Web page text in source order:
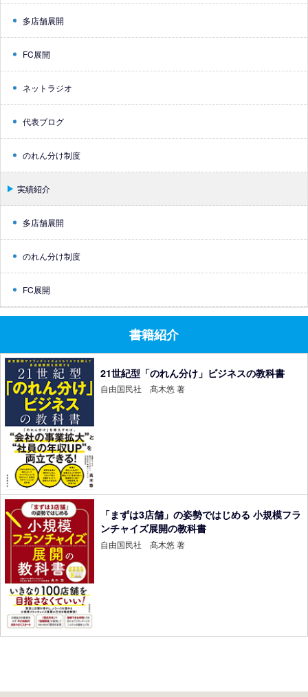
多店舗展開
FC展開
ネットラジオ
代表ブログ
のれん分け制度
実績紹介
多店舗展開
のれん分け制度
FC展開
書籍紹介
21世紀型「のれん分け」ビジネスの教科書
自由国民社 髙木悠 著
「まずは3店舗」の姿勢ではじめる 小規模フラ
ンチャイズ展開の教科書
自由国民社 髙木悠 著